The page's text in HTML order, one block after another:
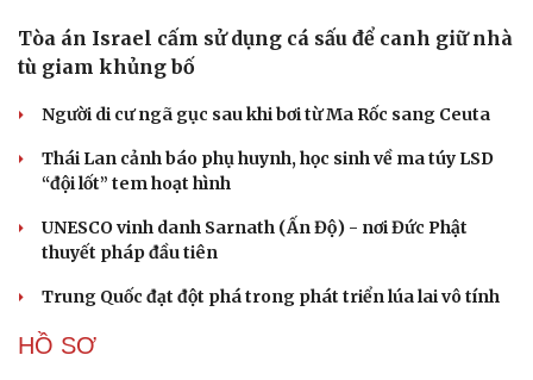
Tòa án Israel cấm sử dụng cá sấu để canh giữ nhà
tù giam khủng bố
Người di cư ngã gục sau khi bơi từ Ma Rốc sang Ceuta
Thái Lan cảnh báo phụ huynh, học sinh về ma túy LSD
“đội lốt” tem hoạt hình
UNESCO vinh danh Sarnath (Ấn Độ) - nơi Đức Phật
thuyết pháp đầu tiên
Trung Quốc đạt đột phá trong phát triển lúa lai vô tính
HỒ SƠ